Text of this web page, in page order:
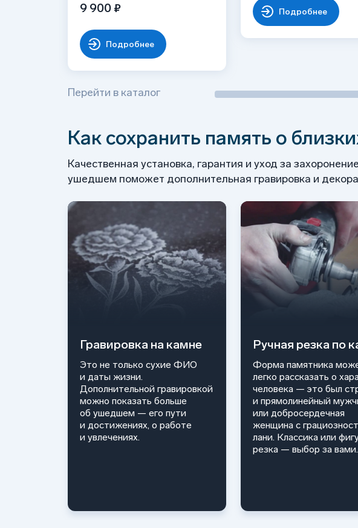
9 900 ₽
Подробнее
Подробнее
Перейти в каталог
Как сохранить память о
Качественная установка, гарантия и уход за
ушедшем поможет дополнительная гравировка и
Гравировка на камне
Это не только сухие ФИО
и даты жизни.
Дополнительной гравировкой
можно показать больше
об ушедшем — его пути
и достижениях, о работе
и увлечениях.
Ручная резка по
Форма памятника
легко рассказать о
человека — это был
и прямолинейный
или добросердечная
женщина с
лани. Классика или
резка — выбор за вами.